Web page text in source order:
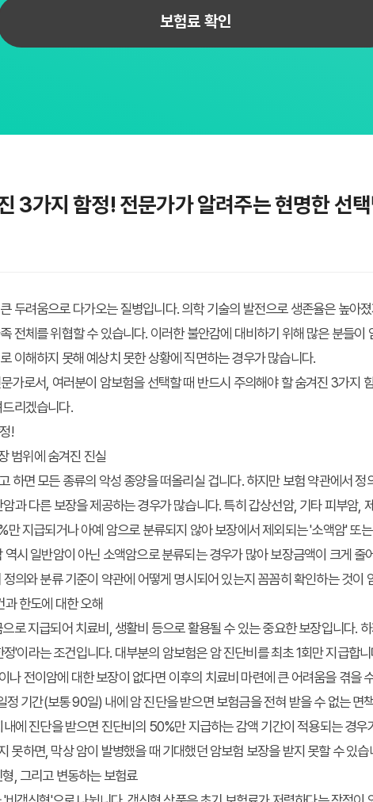
보험료 확인
3가지 함정! 전문가가 알려주는 현명한 선
두려움으로 다가오는 질병입니다. 의학 기술의 발전으로 생존율은 높아
전체를 위협할 수 있습니다. 이러한 불안감에 대비하기 위해 많은 분들이
이해하지 못해 예상치 못한 상황에 직면하는 경우가 많습니다.
가로서, 여러분이 암보험을 선택할 때 반드시 주의해야 할 숨겨진 3가지
리겠습니다.
!
범위에 숨겨진 진실
하면 모든 종류의 악성 종양을 떠올리실 겁니다. 하지만 보험 약관에서 정
과 다른 보장을 제공하는 경우가 많습니다. 특히 갑상선암, 기타 피부암,
지급되거나 아예 암으로 분류되지 않아 보장에서 제외되는 '소액암' 또
역시 일반암이 아닌 소액암으로 분류되는 경우가 많아 보장금액이 크게 줄
의와 분류 기준이 약관에 어떻게 명시되어 있는지 꼼꼼히 확인하는 것이
과 한도에 대한 오해
로 지급되어 치료비, 생활비 등으로 활용될 수 있는 중요한 보장입니다.
'이라는 조건입니다. 대부분의 암보험은 암 진단비를 최초 1회만 지급합
나 전이암에 대한 보장이 없다면 이후의 치료비 마련에 큰 어려움을 겪을
정 기간(보통 90일) 내에 암 진단을 받으면 보험금을 전혀 받을 수 없는 면
에 진단을 받으면 진단비의 50%만 지급하는 감액 기간이 적용되는 경우
못하면, 막상 암이 발병했을 때 기대했던 암보험 보장을 받지 못할 수 있습
, 그리고 변동하는 보험료